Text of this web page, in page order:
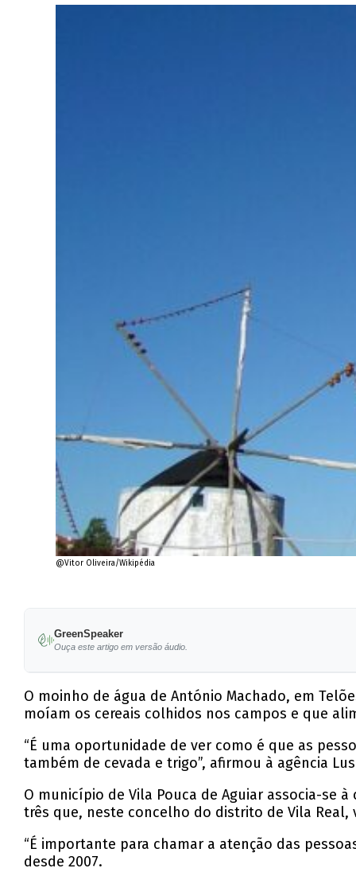
@Vitor Oliveira/Wikipédia
GreenSpeaker
Ouça este artigo em versão áudio.
O moinho de água de António Machado, em
moíam os cereais colhidos nos campos e que
“É uma oportunidade de ver como é que as
também de cevada e trigo”, afirmou à agência
O município de Vila Pouca de Aguiar associa-se
três que, neste concelho do distrito de Vila
“É importante para chamar a atenção das
desde 2007.